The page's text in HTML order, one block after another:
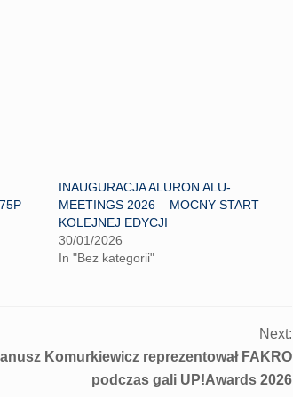
INAUGURACJA ALURON ALU-
MEETINGS 2026 – MOCNY START
KOLEJNEJ EDYCJI
30/01/2026
In "Bez kategorii"
Next:
Komurkiewicz reprezentował FAKRO
podczas gali UP!Awards 2026